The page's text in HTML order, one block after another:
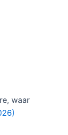
waar